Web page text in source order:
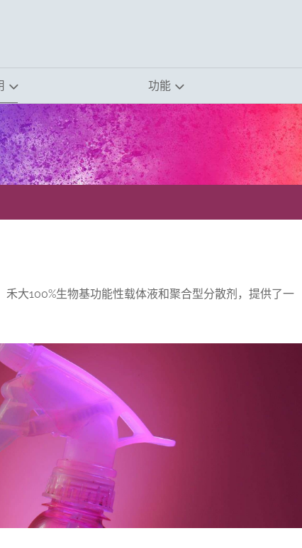
功能
大100%生物基功能性载体液和聚合型分散剂，提供了一